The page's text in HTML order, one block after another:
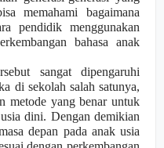
memahami bagaimana
pendidik menggunakan
bahasa anak
sangat dipengaruhi
di sekolah salah satunya,
metode yang benar untuk
dini. Dengan demikian
depan pada anak usia